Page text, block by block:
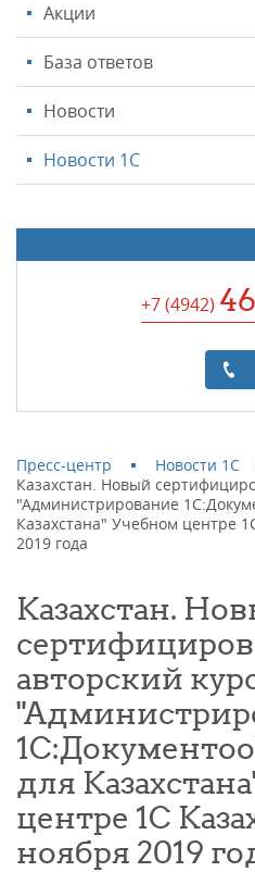
Акции
База ответов
Новости
Новости 1С
+7 (4942)
Пресс-центр
Новости 1С
Казахстан. Новый
"Администрирование
Казахстана" Учебном центре
2019 года
Казахстан.
авторский
для
центре 1С
ноября 2019